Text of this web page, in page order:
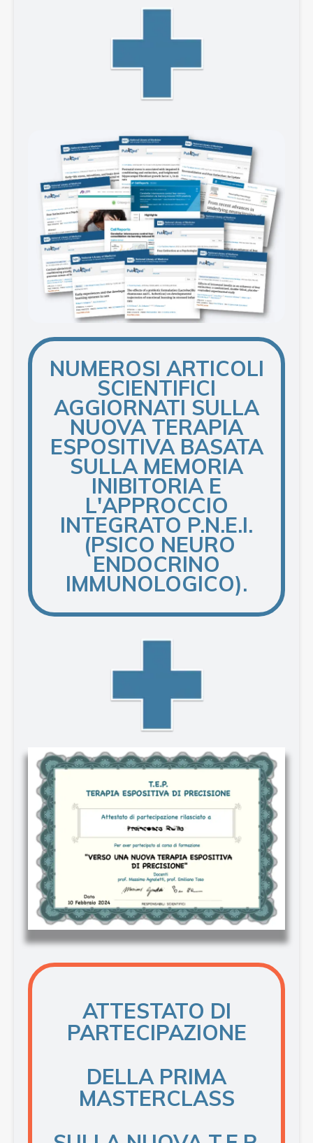
NUMEROSI ARTICOLI
SCIENTIFICI
AGGIORNATI SULLA
NUOVA TERAPIA
ESPOSITIVA BASATA
SULLA MEMORIA
INIBITORIA E
L'APPROCCIO
INTEGRATO P.N.E.I.
(PSICO NEURO
ENDOCRINO
IMMUNOLOGICO).
ATTESTATO DI
PARTECIPAZIONE
DELLA PRIMA
MASTERCLASS